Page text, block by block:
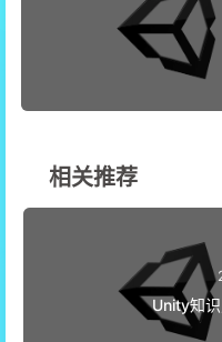
相关推荐
Unity知